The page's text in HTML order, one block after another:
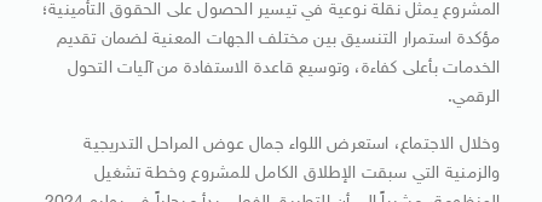
المشروع يمثل نقلة نوعية في تيسير الحصول على الحقوق التأمينية؛
مؤكدة استمرار التنسيق بين مختلف الجهات المعنية لضمان تقديم
الخدمات بأعلى كفاءة، وتوسيع قاعدة الاستفادة من آليات التحول
الرقمي.
وخلال الاجتماع، استعرض اللواء جمال عوض المراحل التدريجية
والزمنية التي سبقت الإطلاق الكامل للمشروع وخطة تشغيل